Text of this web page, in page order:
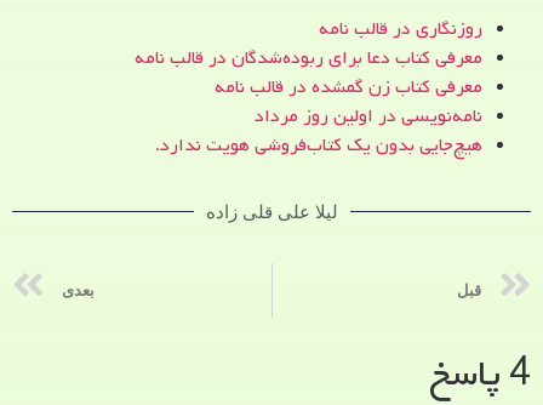
روزنگاری در قالب نامه
معرفی کتاب دعا برای ربوده‌شدگان در قالب نامه
معرفی کتاب زن‌ گمشده در قالب نامه
نامه‌نویسی در اولین روز مرداد
هیچ‌جایی بدون یک کتاب‌فروشی هویت ندارد.
لیلا علی قلی زاده
قبل بعدی
4 پاسخ